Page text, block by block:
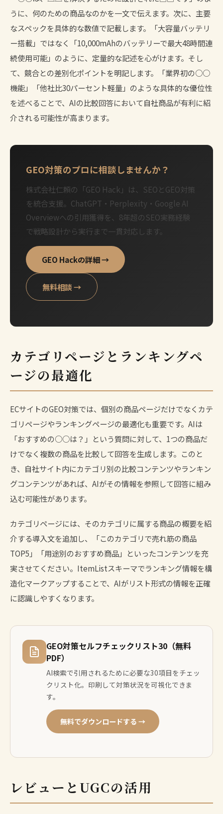
うに、何のための商品なのかを一文で伝えます。次に、主要
なスペックを具体的な数値で記載します。「大容量バッテリ
ー搭載」ではなく「10,000mAhのバッテリーで最大48時間連
続使用可能」のように、定量的な記述を心がけます。そし
て、競合との差別化ポイントを明記します。「業界初の○○
機能」「他社比30パーセント軽量」のような具体的な優位性
を述べることで、AIの比較回答において自社商品が有利に紹
介される可能性が高まります。
GEO対策のプロに相談しませんか？
株式会社仁頼の「GEO Hack」は、SEOとGEO対策
を統合支援。ChatGPT・Perplexity・Google AI
Overviewへの引用獲得を、8年超のSEO実務経験
で戦略設計から実行まで一貫対応します。
GEO Hackの詳細 →
無料相談 →
カテゴリページとランキングペ
ージの最適化
ECサイトのGEO対策では、個別の商品ページだけでなくカテ
ゴリページやランキングページの最適化も重要です。AIは
「おすすめの○○は？」という質問に対して、1つの商品だ
けでなく複数の商品を比較して回答を生成します。このと
き、自社サイト内にカテゴリ別の比較コンテンツやランキン
グコンテンツがあれば、AIがその情報を参照して回答に組み
込む可能性があります。
カテゴリページには、そのカテゴリに属する商品の概要を紹
介する導入文を追加し、「このカテゴリで売れ筋の商品
TOP5」「用途別のおすすめ商品」といったコンテンツを充
実させてください。ItemListスキーマでランキング情報を構
造化マークアップすることで、AIがリスト形式の情報を正確
に認識しやすくなります。
GEO対策セルフチェックリスト30（無料
PDF）
AI検索で引用されるために必要な30項目をチェッ
クリスト化。印刷して対策状況を可視化できま
す。
無料でダウンロードする →
レビューとUGCの活用